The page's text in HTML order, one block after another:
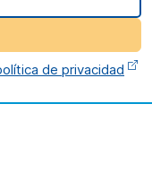
de privacidad